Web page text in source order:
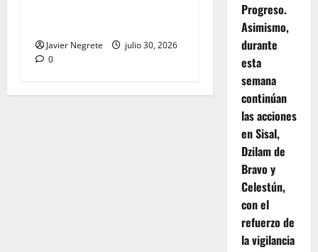
Javier Negrete
julio 30, 2026
0
Progreso.
Asimismo,
durante
esta
semana
continúan
las acciones
en Sisal,
Dzilam de
Bravo y
Celestún,
con el
refuerzo de
la vigilancia